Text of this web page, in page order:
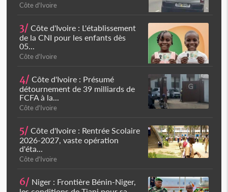
Côte d'Ivoire
3/ Côte d'Ivoire : L'établissement
de la CNI pour les enfants dès
05...
Côte d'Ivoire
4/ Côte d'Ivoire : Présumé
détournement de 39 milliards de
FCFA à la...
Côte d'Ivoire
5/ Côte d'Ivoire : Rentrée Scolaire
2026-2027, vaste opération
d'éta...
Côte d'Ivoire
6/ Niger : Frontière Bénin-Niger,